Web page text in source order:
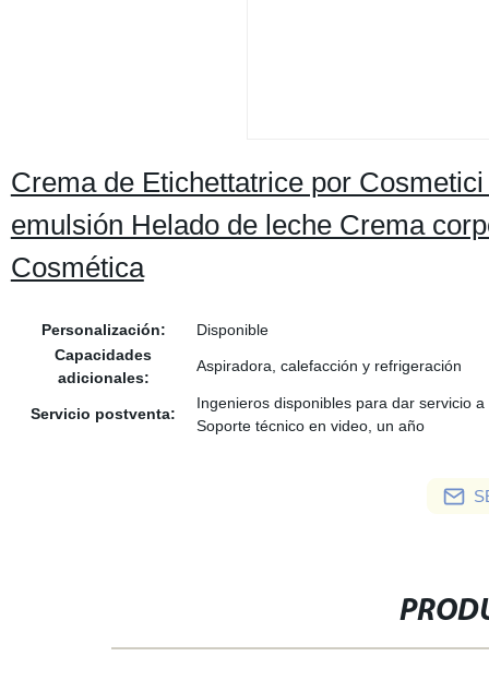
Crema de Etichettatrice por
emulsión Helado de leche Crema
Cosmética
Personalización:
Disponible
Capacidades
adicionales:
Aspiradora, calefacción y refrigeración
Servicio postventa:
Ingenieros disponibles para dar servicio
Soporte técnico en video, un año